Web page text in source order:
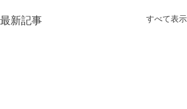
最新記事 すべて表示